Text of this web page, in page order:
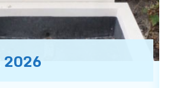
2026